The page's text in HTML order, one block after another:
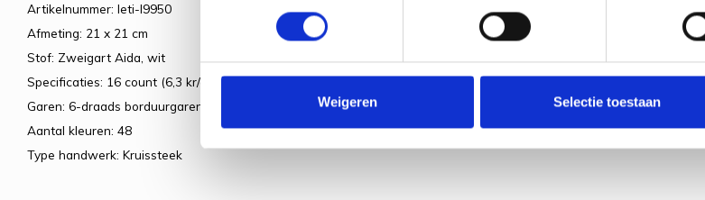
Weigeren Selectie toestaan
Artikelnummer: leti-l9950
Afmeting: 21 x 21 cm
Stof: Zweigart Aida, wit
Specificaties: 16 count (6,3 kr/cm)
Garen: 6-draads borduurgaren
Aantal kleuren: 48
Type handwerk: Kruissteek